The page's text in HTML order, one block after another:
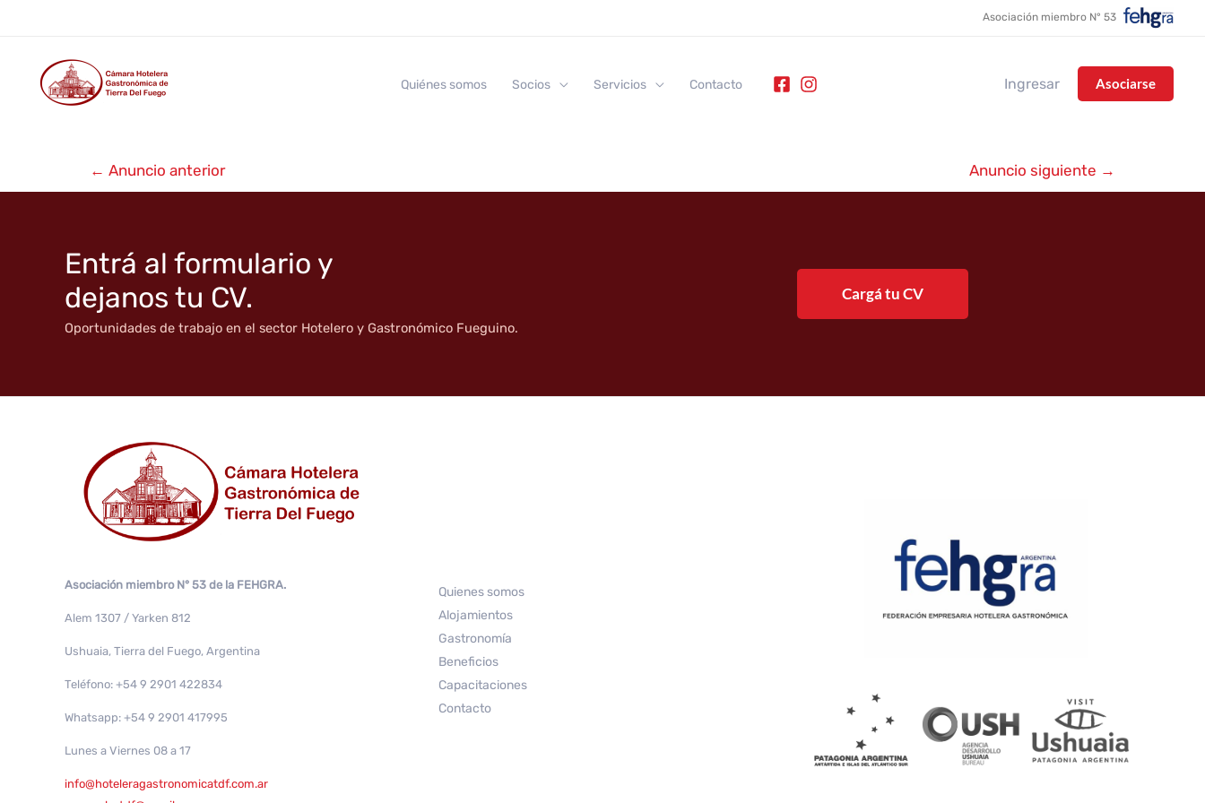
contenido
Asociación miembro N° 53
Quiénes somos Socios Servicios Contacto Ingresar Asociarse
Navegación
de
← Anuncio anterior Anuncio siguiente →
Entrá al formulario y
dejanos tu CV.
Oportunidades de trabajo en el sector Hotelero y Gastronómico Fueguino.
Cargá tu CV
Asociación miembro N° 53 de la FEHGRA.
Alem 1307 / Yarken 812
Ushuaia, Tierra del Fuego, Argentina
Teléfono: +54 9 2901 422834
Whatsapp: +54 9 2901 417995
Lunes a Viernes 08 a 17
info@hoteleragastronomicatdf.com.ar
Quienes somos
Alojamientos
Gastronomía
Beneficios
Capacitaciones
Contacto